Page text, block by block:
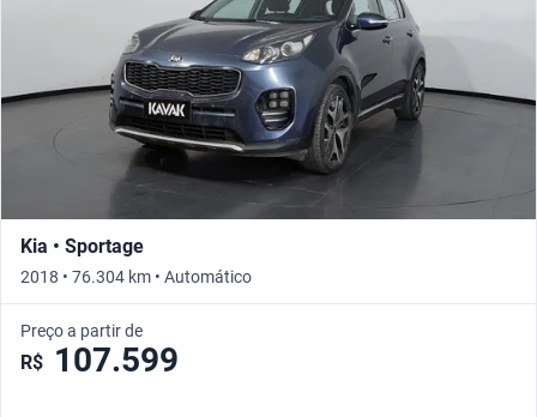
Kia • Sportage
2018 • 76.304 km • Automático
Preço a partir de
R$ 107.599